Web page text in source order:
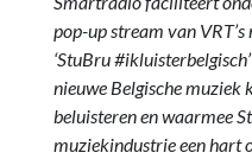
pop-up stream van
‘StuBru #ikluisterbelgisch’ ,
nieuwe Belgische muziek
beluisteren en waarmee
muziekindustrie een hart